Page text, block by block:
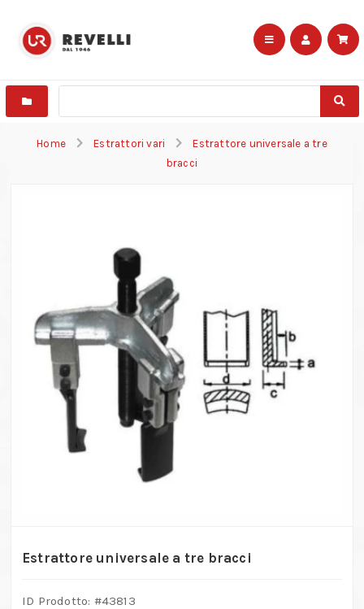
Home Estrattori vari
Estrattore universale a tre
bracci
Estrattore universale a tre bracci
ID Prodotto: #43813